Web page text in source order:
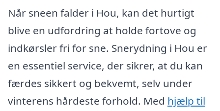
Når sneen falder i Hou, kan det hurtigt
blive en udfordring at holde fortove og
indkørsler fri for sne. Snerydning i Hou er
en essentiel service, der sikrer, at du kan
færdes sikkert og bekvemt, selv under
vinterens hårdeste forhold. Med hjælp til